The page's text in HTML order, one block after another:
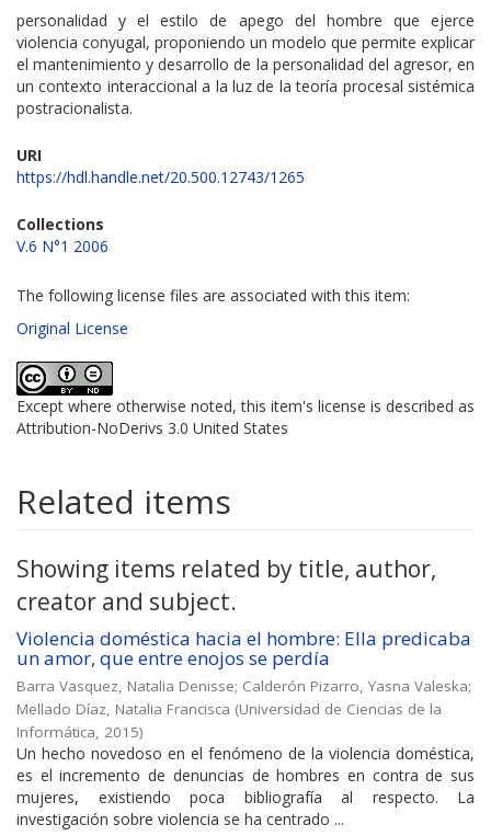
personalidad y el estilo de apego del hombre que ejerce
violencia conyugal, proponiendo un modelo que permite explicar
el mantenimiento y desarrollo de la personalidad del agresor, en
un contexto interaccional a la luz de la teoría procesal sistémica
postracionalista.
URI
https://hdl.handle.net/20.500.12743/1265
Collections
V.6 N°1 2006
The following license files are associated with this item:
Original License
Except where otherwise noted, this item's license is described as
Attribution-NoDerivs 3.0 United States
Related items
Showing items related by title, author,
creator and subject.
Violencia doméstica hacia el hombre: Ella predicaba
un amor, que entre enojos se perdía
Barra Vasquez, Natalia Denisse; Calderón Pizarro, Yasna Valeska;
Mellado Díaz, Natalia Francisca (Universidad de Ciencias de la
Informática, 2015)
Un hecho novedoso en el fenómeno de la violencia doméstica,
es el incremento de denuncias de hombres en contra de sus
mujeres, existiendo poca bibliografía al respecto. La
investigación sobre violencia se ha centrado ...